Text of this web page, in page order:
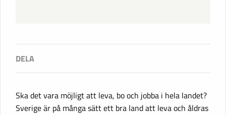
Ska det vara möjligt att leva, bo och jobba i hela landet?
Sverige är på många sätt ett bra land att leva och åldras